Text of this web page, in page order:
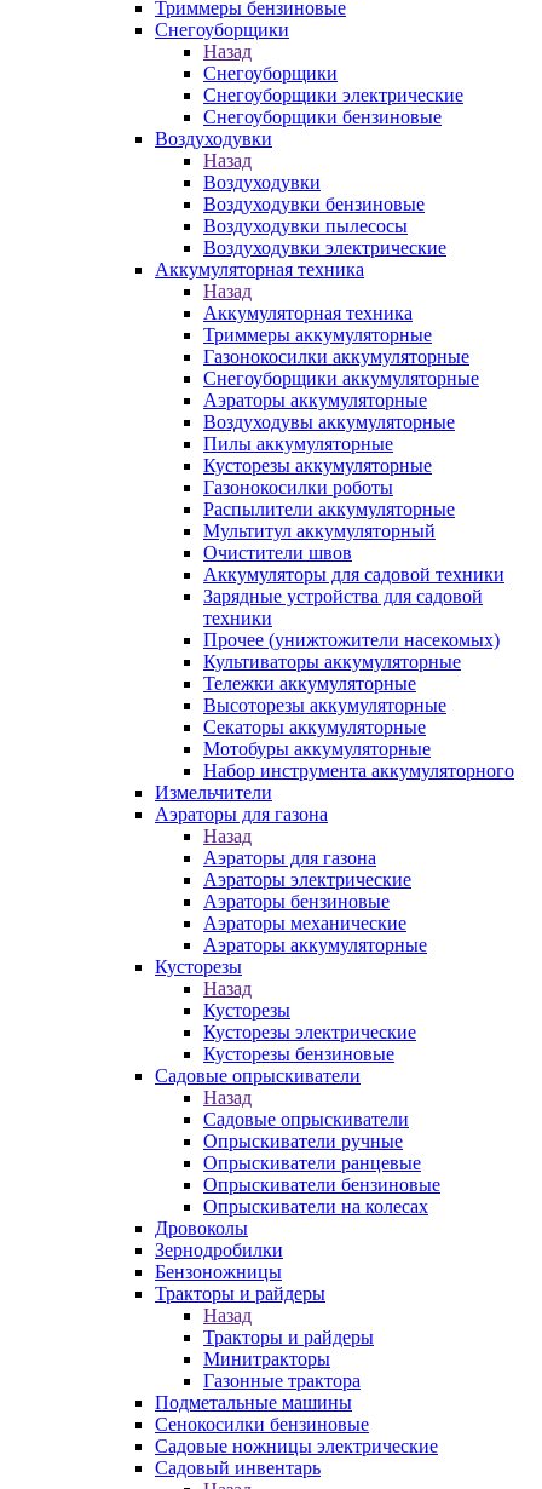
Триммеры бензиновые
Снегоуборщики
Назад
Снегоуборщики
Снегоуборщики электрические
Снегоуборщики бензиновые
Воздуходувки
Назад
Воздуходувки
Воздуходувки бензиновые
Воздуходувки пылесосы
Воздуходувки электрические
Аккумуляторная техника
Назад
Аккумуляторная техника
Триммеры аккумуляторные
Газонокосилки аккумуляторные
Снегоуборщики аккумуляторные
Аэраторы аккумуляторные
Воздуходувы аккумуляторные
Пилы аккумуляторные
Кусторезы аккумуляторные
Газонокосилки роботы
Распылители аккумуляторные
Мультитул аккумуляторный
Очистители швов
Аккумуляторы для садовой техники
Зарядные устройства для садовой
техники
Прочее (унижтожители насекомых)
Культиваторы аккумуляторные
Тележки аккумуляторные
Высоторезы аккумуляторные
Секаторы аккумуляторные
Мотобуры аккумуляторные
Набор инструмента аккумуляторного
Измельчители
Аэраторы для газона
Назад
Аэраторы для газона
Аэраторы электрические
Аэраторы бензиновые
Аэраторы механические
Аэраторы аккумуляторные
Кусторезы
Назад
Кусторезы
Кусторезы электрические
Кусторезы бензиновые
Садовые опрыскиватели
Назад
Садовые опрыскиватели
Опрыскиватели ручные
Опрыскиватели ранцевые
Опрыскиватели бензиновые
Опрыскиватели на колесах
Дровоколы
Зернодробилки
Бензоножницы
Тракторы и райдеры
Назад
Тракторы и райдеры
Минитракторы
Газонные трактора
Подметальные машины
Сенокосилки бензиновые
Садовые ножницы электрические
Садовый инвентарь